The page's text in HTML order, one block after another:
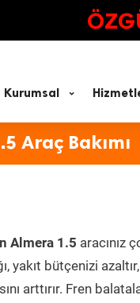
Kurumsal
Araç Bakımı
Almera 1.5 aracınız
yakıt bütçenizi
arttırır. Fren